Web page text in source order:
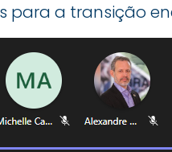
para a transição